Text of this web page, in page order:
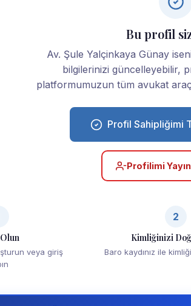
Bu profil
Av. Şule Yalçinkaya Günay
bilgilerinizi güncelleyebilir,
platformumuzun tüm avukat
Profil Sahipliğimi
Profilimi
veya giriş
2
Kimliğinizi
Baro kaydınız ile